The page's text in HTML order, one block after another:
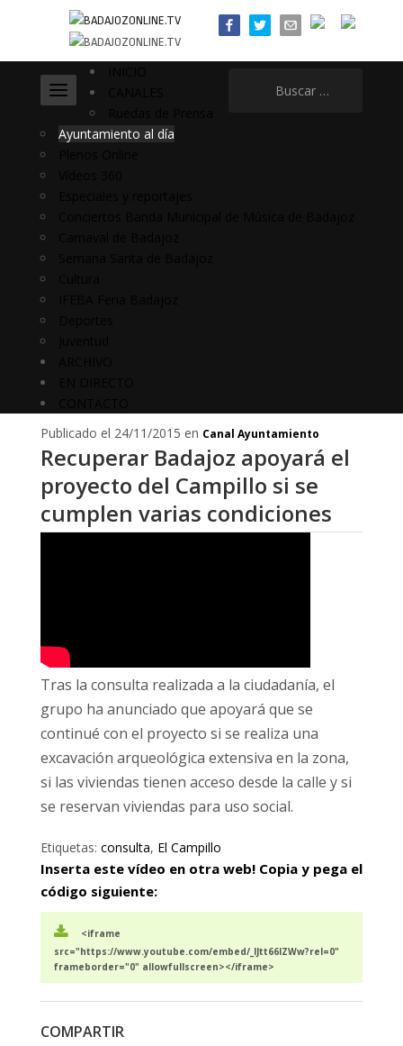
Ayuntamiento al día
Publicado el 24/11/2015 en Canal Ayuntamiento
Recuperar Badajoz apoyará el
proyecto del Campillo si se
cumplen varias condiciones
Tras la consulta realizada a la ciudadanía, el
grupo ha anunciado que apoyará que se
continué con el proyecto si se realiza una
excavación arqueológica extensiva en la zona,
si las viviendas tienen acceso desde la calle y si
se reservan viviendas para uso social.
Etiquetas: consulta, El Campillo
Inserta este vídeo en otra web! Copia y pega el
código siguiente:
<iframe
src="https://www.youtube.com/embed/_lJtt66lZWw?rel=0"
frameborder="0" allowfullscreen></iframe>
COMPARTIR